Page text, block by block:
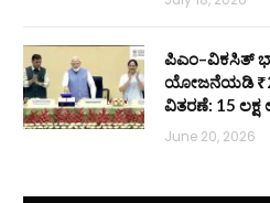
ಪಿಎಂ–ವಿಕಸಿತ್
ಯೋಜನೆಯಡಿ
ವಿತರಣೆ: 15 ಲಕ್ಷ
June 20, 2026